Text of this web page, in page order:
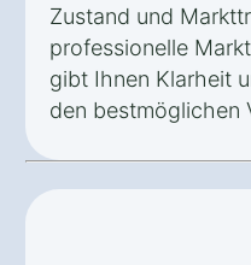
Zustand und
professionelle
gibt Ihnen Klarheit
den bestmöglichen